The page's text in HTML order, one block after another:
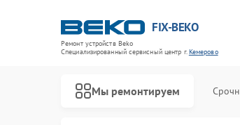
FIX-BEKO
Ремонт устройств Beko
Специализированный cервисный центр г.Кемерово
Мы ремонтируем